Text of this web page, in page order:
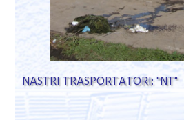
NASTRI TRASPORTATORI: "NT"